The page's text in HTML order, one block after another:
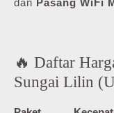
🔥 Daftar
Sungai Lilin